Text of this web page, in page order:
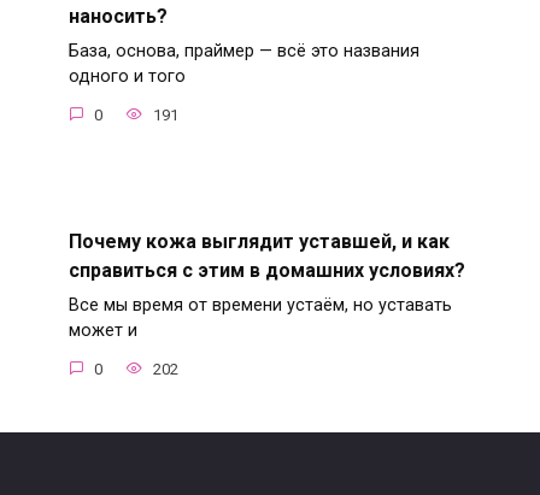
наносить?
База, основа, праймер — всё это названия
одного и того
0 191
Почему кожа выглядит уставшей, и как
справиться с этим в домашних условиях?
Все мы время от времени устаём, но уставать
может и
0 202